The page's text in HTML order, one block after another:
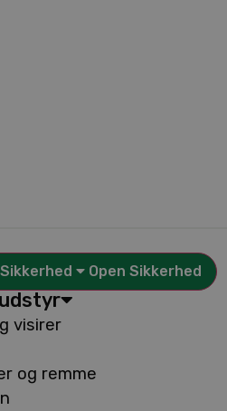
Open Sikkerhed
visirer
og remme